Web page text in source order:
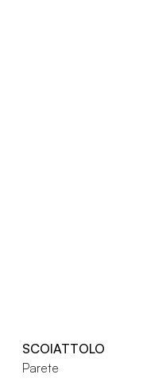
SCOIATTOLO
Parete